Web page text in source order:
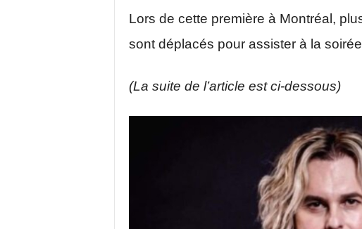
Lors de cette première à Montréal,
sont déplacés pour assister à la
(La suite de l’article est ci-dessous)